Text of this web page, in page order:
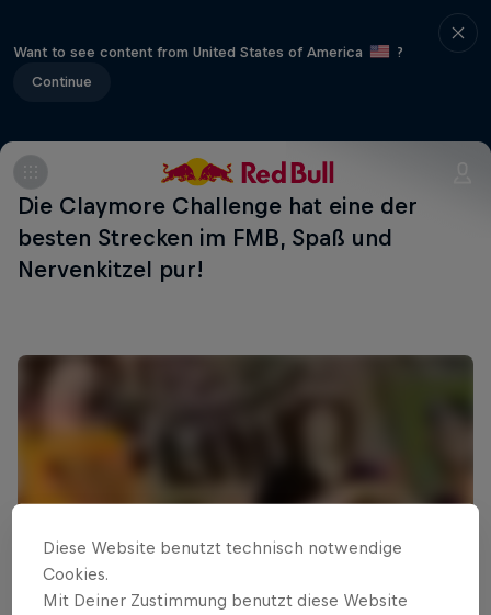
Want to see content from United States of America
?
Continue
Die Claymore Challenge hat eine der
besten Strecken im FMB, Spaß und
Nervenkitzel pur!
Diese Website benutzt technisch notwendige
Cookies.
Mit Deiner Zustimmung benutzt diese Website